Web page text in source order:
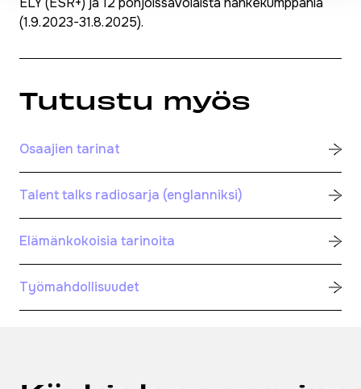
(1.9.2023-31.8.2025).
Tutustu myös
Osaajien tarinat
Talent talks radiosarja (englanniksi)
Elämänkokoisia tarinoita
Työmahdollisuudet